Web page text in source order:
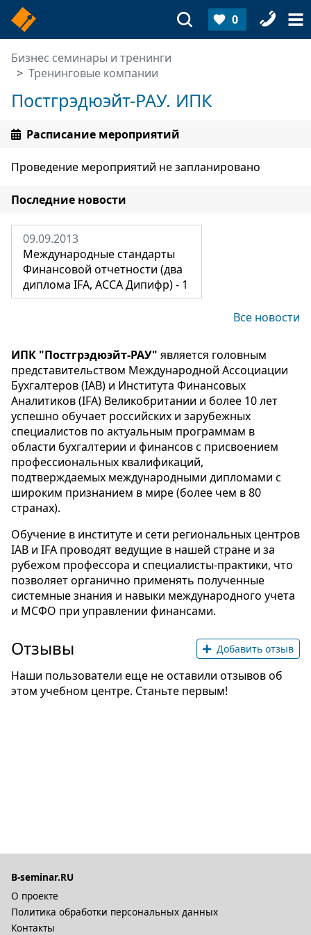
0
Бизнес семинары и тренинги
Тренинговые компании
Постгрэдюэйт-РАУ. ИПК
Расписание мероприятий
Проведение мероприятий не запланировано
Последние новости
09.09.2013
Международные стандарты
Финансовой отчетности (два
диплома IFA, ACCA Дипифр) - 1
Все новости
ИПК "Постгрэдюэйт-РАУ" является головным
представительством Международной Ассоциации
Бухгалтеров (IAB) и Института Финансовых
Аналитиков (IFA) Великобритании и более 10 лет
успешно обучает российских и зарубежных
специалистов по актуальным программам в
области бухгалтерии и финансов с присвоением
профессиональных квалификаций,
подтверждаемых международными дипломами с
широким признанием в мире (более чем в 80
странах).
Обучение в институте и сети региональных центров
IAB и IFA проводят ведущие в нашей стране и за
рубежом профессора и специалисты-практики, что
позволяет органично применять полученные
системные знания и навыки международного учета
и МСФО при управлении финансами.
Отзывы Добавить отзыв
Наши пользователи еще не оставили отзывов об
этом учебном центре. Станьте первым!
B-seminar.RU
О проекте
Политика обработки персональных данных
Контакты